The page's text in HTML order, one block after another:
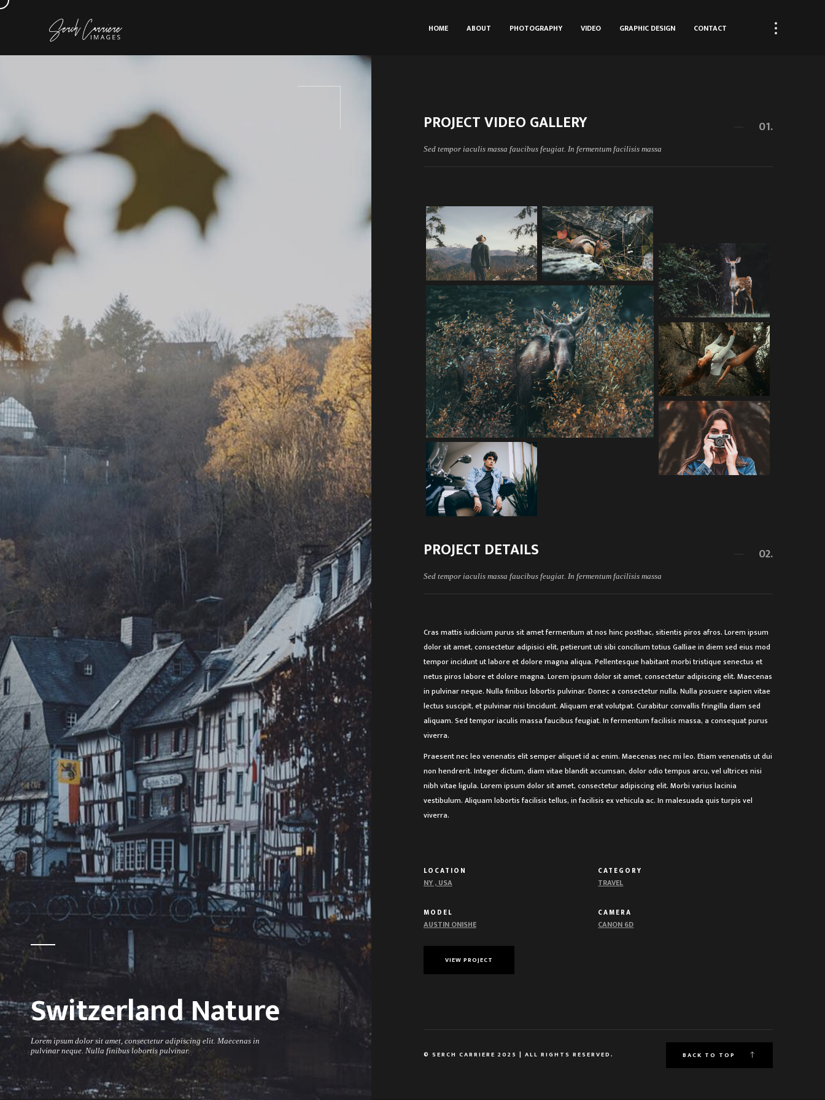
HOME ABOUT PHOTOGRAPHY VIDEO GRAPHIC DESIGN CONTACT
Switzerland Nature
Lorem ipsum dolor sit amet, consectetur adipiscing elit. Maecenas in
pulvinar neque. Nulla finibus lobortis pulvinar.
PROJECT VIDEO GALLERY
Sed tempor iaculis massa faucibus feugiat. In fermentum facilisis massa
01.
PROJECT DETAILS
Sed tempor iaculis massa faucibus feugiat. In fermentum facilisis massa
02.
Cras mattis iudicium purus sit amet fermentum at nos hinc posthac, sitientis piros afros. Lorem ipsum
dolor sit amet, consectetur adipisici elit, petierunt uti sibi concilium totius Galliae in diem sed eius mod
tempor incidunt ut labore et dolore magna aliqua. Pellentesque habitant morbi tristique senectus et
netus piros labore et dolore magna. Lorem ipsum dolor sit amet, consectetur adipiscing elit. Maecenas
in pulvinar neque. Nulla finibus lobortis pulvinar. Donec a consectetur nulla. Nulla posuere sapien vitae
lectus suscipit, et pulvinar nisi tincidunt. Aliquam erat volutpat. Curabitur convallis fringilla diam sed
aliquam. Sed tempor iaculis massa faucibus feugiat. In fermentum facilisis massa, a consequat purus
viverra.
Praesent nec leo venenatis elit semper aliquet id ac enim. Maecenas nec mi leo. Etiam venenatis ut dui
non hendrerit. Integer dictum, diam vitae blandit accumsan, dolor odio tempus arcu, vel ultrices nisi
nibh vitae ligula. Lorem ipsum dolor sit amet, consectetur adipiscing elit. Morbi varius lacinia
vestibulum. Aliquam lobortis facilisis tellus, in facilisis ex vehicula ac. In malesuada quis turpis vel
viverra.
LOCATION
NY , USA
CATEGORY
TRAVEL
MODEL
AUSTIN ONISHE
CAMERA
CANON 6D
VIEW PROJECT
© SERCH CARRIERE 2025 | ALL RIGHTS RESERVED. BACK TO TOP